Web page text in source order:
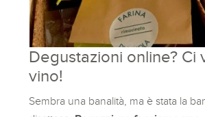
Degustazioni online? Ci
vino!
Sembra una banalità, ma è stata la